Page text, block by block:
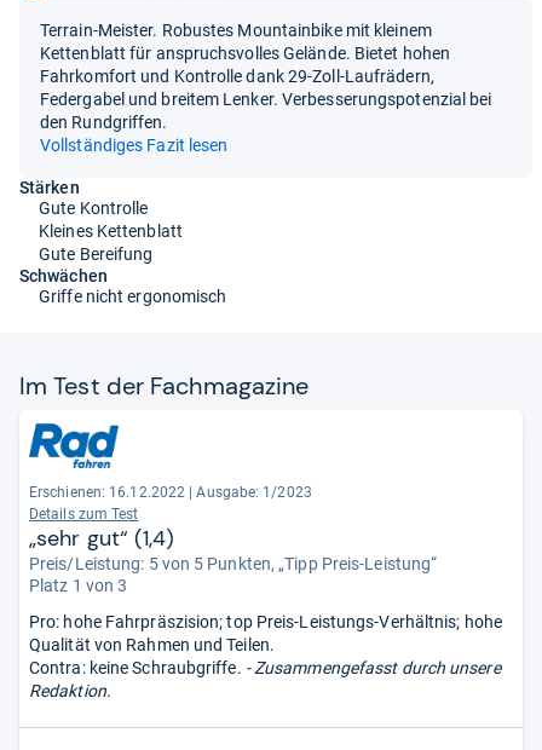
Terrain-Meister. Robustes Mountainbike mit kleinem
Kettenblatt für anspruchsvolles Gelände. Bietet hohen
Fahrkomfort und Kontrolle dank 29-Zoll-Laufrädern,
Federgabel und breitem Lenker. Verbesserungspotenzial bei
den Rundgriffen.
Vollständiges Fazit lesen
Stärken
Gute Kontrolle
Kleines Kettenblatt
Gute Bereifung
Schwächen
Griffe nicht ergonomisch
Im Test der Fach­ma­ga­zine
Erschienen: 16.12.2022 | Ausgabe: 1/2023
Details zum Test
„sehr gut“ (1,4)
Preis/Leistung: 5 von 5 Punkten, „Tipp Preis-Leistung“
Platz 1 von 3
Pro: hohe Fahrpräszision; top Preis-Leistungs-Verhältnis; hohe
Qualität von Rahmen und Teilen.
Contra: keine Schraubgriffe. - Zusammengefasst durch unsere
Redaktion.